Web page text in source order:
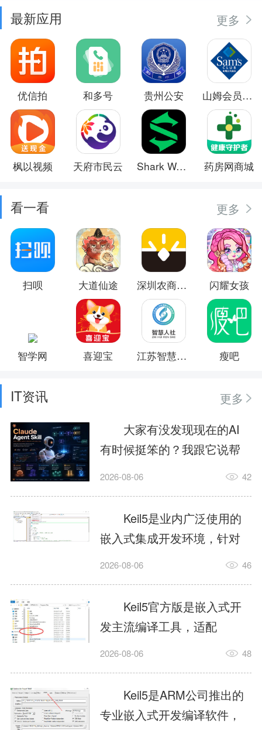
最新应用 更多
优信拍 和多号 贵州公安 山姆会员商店
枫以视频 天府市民云 Shark Wear 药房网商城
看一看 更多
扫呗 大道仙途 深圳农商银行 闪耀女孩
智学网 喜迎宝 江苏智慧人社 瘦吧
IT资讯
更多
大家有没发现现在的AI
有时候挺笨的？我跟它说帮
我订个明天早上的闹钟，它
这样？因为AI，就是个只会
耍嘴皮子的书呆子。它脑子
里有海量知识，但没有真正
激发出来实力。而
AgentSkill，就是给AI大脑装
上的一双机械手，它真的能
解决很多问题。1什么是
AgentSkillSkill指...
2026-08-06 42
Keil5是业内广泛使用的
嵌入式集成开发环境，针对
ARM、51内核单片机提供编
力，代码编译稳定，调试工
具成熟，大量开源项目基于
该平台开发。新项目需要单
独下载对应芯片支持包，新
手配置难度较高，正版商业
授权费用不菲，未授权版本
存在程序容量限制，适合硬
2026-08-06 46
Keil5官方版是嵌入式开
发主流编译工具，适配
STM32、51单片机等多款芯
在线调试、代码仿真，兼容
众多厂商芯片安装包。软件
需要手动添加器件库，初次
2026-08-06 48
Keil5是ARM公司推出的
专业嵌入式开发编译软件，